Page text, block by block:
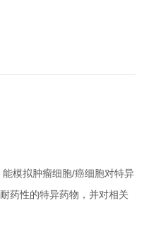
模拟肿瘤细胞/癌细胞对特异
药性的特异药物，并对相关